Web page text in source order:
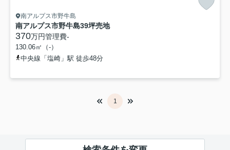
南アルプス市野牛島
南アルプス市野牛島39坪売地
370万円管理費-
130.06㎡（-）
中央線「塩崎」駅 徒歩48分
1